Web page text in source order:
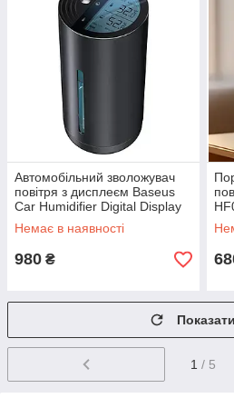
Автомобільний зволожувач
повітря з дисплеєм Baseus
Car Humidifier Digital Display
Немає в наявності
980 ₴
1 / 5